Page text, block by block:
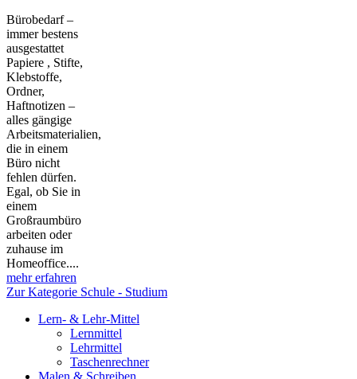
Bürobedarf –
immer bestens
ausgestattet
Papiere , Stifte,
Klebstoffe,
Ordner,
Haftnotizen –
alles gängige
Arbeitsmaterialien,
die in einem
Büro nicht
fehlen dürfen.
Egal, ob Sie in
einem
Großraumbüro
arbeiten oder
zuhause im
Homeoffice....
mehr erfahren
Zur Kategorie Schule - Studium
Lern- & Lehr-Mittel
Lernmittel
Lehrmittel
Taschenrechner
Malen & Schreiben